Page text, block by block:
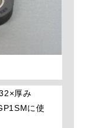
厚み
に使